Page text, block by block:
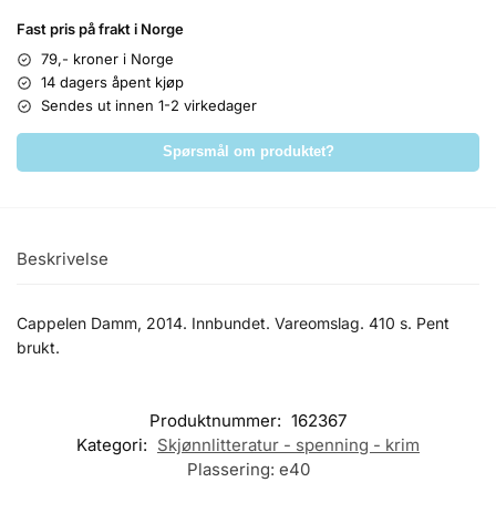
Fast pris på frakt i Norge
79,- kroner i Norge
14 dagers åpent kjøp
Sendes ut innen 1-2 virkedager
Spørsmål om produktet?
Beskrivelse
Cappelen Damm, 2014. Innbundet. Vareomslag. 410 s. Pent
brukt.
Produktnummer: 162367
Kategori: Skjønnlitteratur - spenning - krim
Plassering: e40